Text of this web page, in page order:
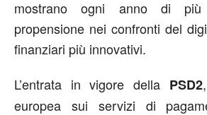
mostrano ogni anno di più
propensione nei confronti del
finanziari più innovativi.
L’entrata in vigore della PSD2
europea sui servizi di